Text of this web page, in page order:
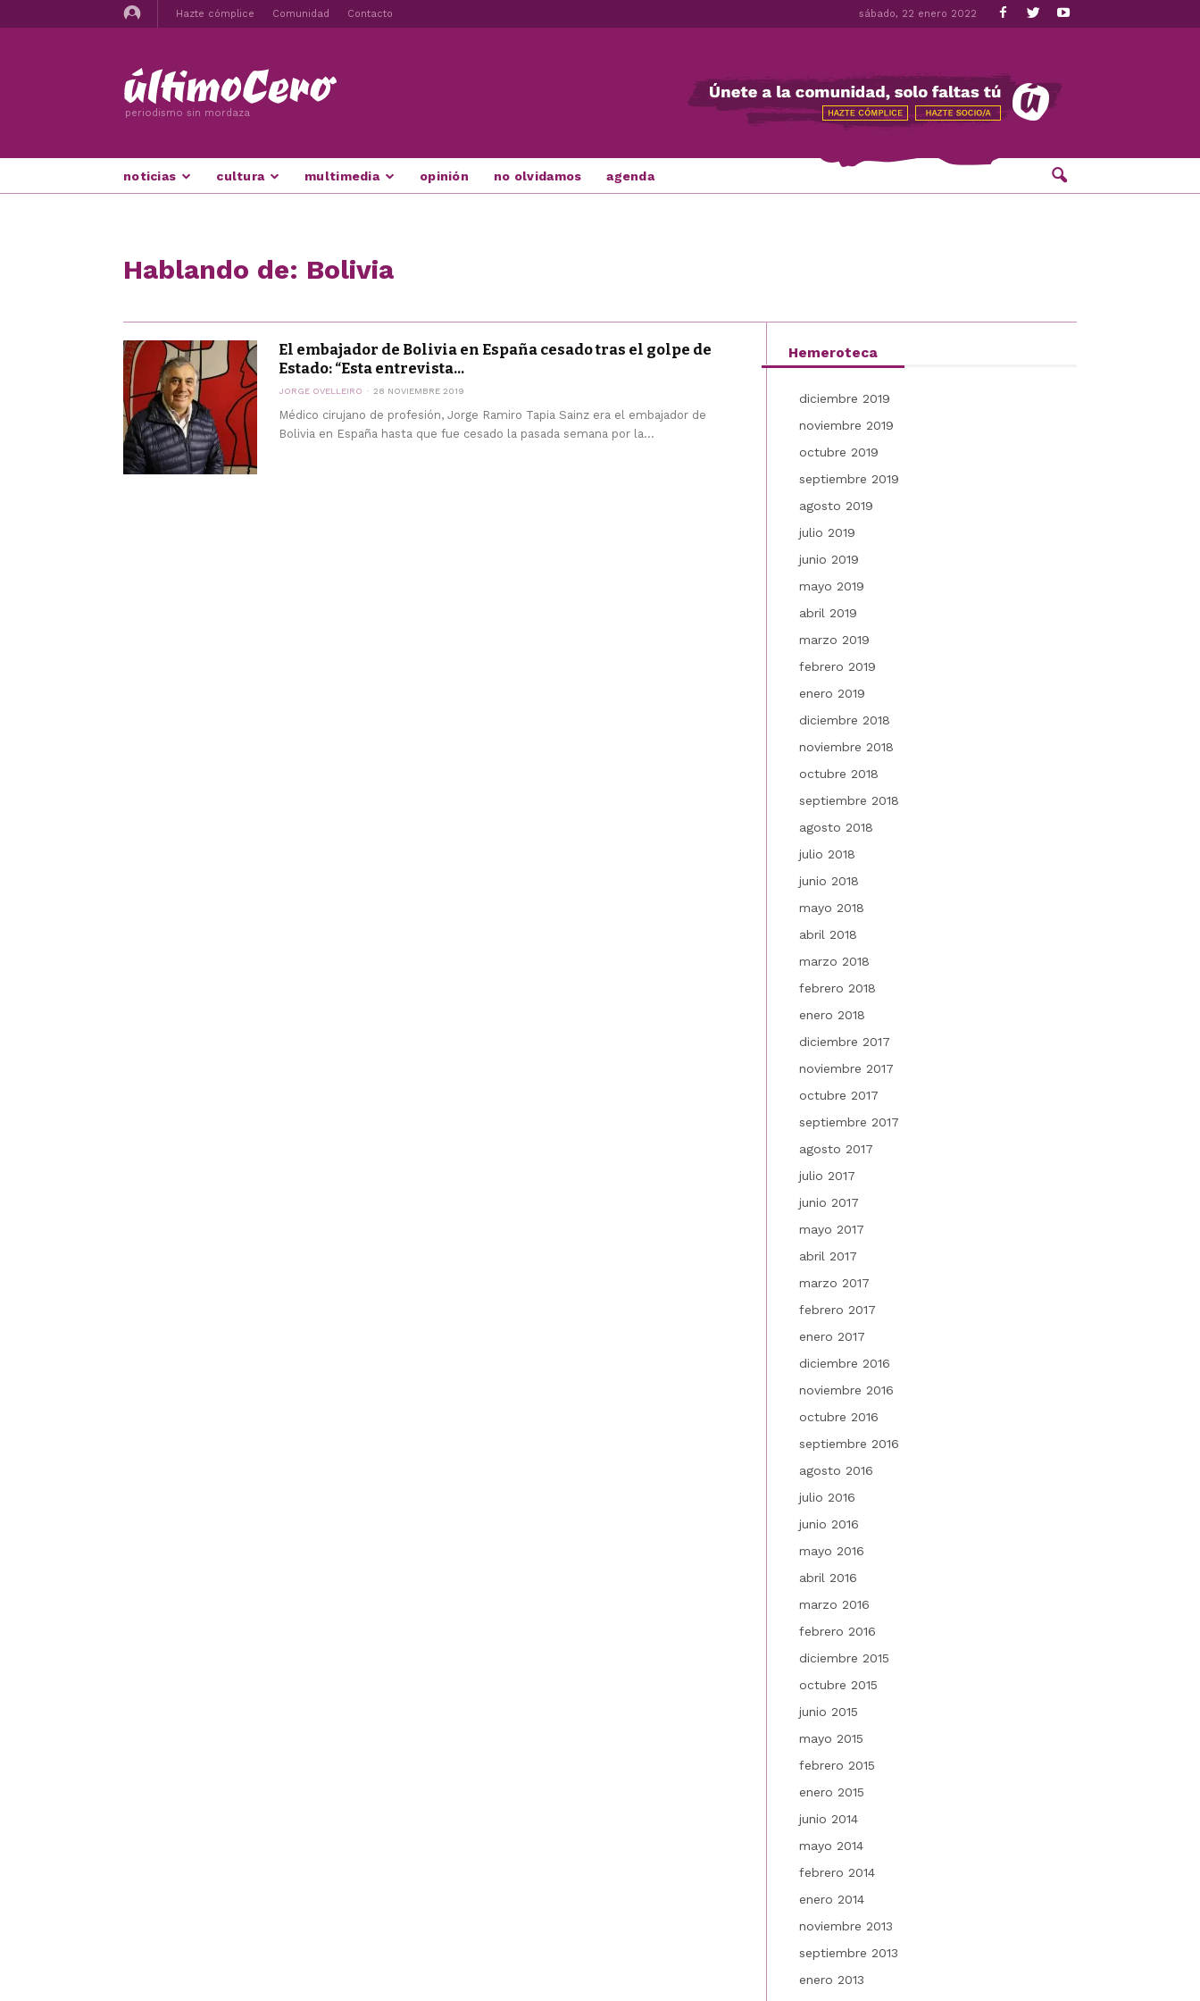
Hazte cómplice Comunidad Contacto sábado, 22 enero 2022
periodismo sin mordaza
noticias cultura multimedia opinión no olvidamos agenda
Hablando de: Bolivia
El embajador de Bolivia en España cesado tras el golpe de
Estado: “Esta entrevista...
JORGE OVELLEIRO 28 NOVIEMBRE 2019
Médico cirujano de profesión, Jorge Ramiro Tapia Sainz era el embajador de
Bolivia en España hasta que fue cesado la pasada semana por la...
Hemeroteca
diciembre 2019
noviembre 2019
octubre 2019
septiembre 2019
agosto 2019
julio 2019
junio 2019
mayo 2019
abril 2019
marzo 2019
febrero 2019
enero 2019
diciembre 2018
noviembre 2018
octubre 2018
septiembre 2018
agosto 2018
julio 2018
junio 2018
mayo 2018
abril 2018
marzo 2018
febrero 2018
enero 2018
diciembre 2017
noviembre 2017
octubre 2017
septiembre 2017
agosto 2017
julio 2017
junio 2017
mayo 2017
abril 2017
marzo 2017
febrero 2017
enero 2017
diciembre 2016
noviembre 2016
octubre 2016
septiembre 2016
agosto 2016
julio 2016
junio 2016
mayo 2016
abril 2016
marzo 2016
febrero 2016
diciembre 2015
octubre 2015
junio 2015
mayo 2015
febrero 2015
enero 2015
junio 2014
mayo 2014
febrero 2014
enero 2014
noviembre 2013
septiembre 2013
enero 2013